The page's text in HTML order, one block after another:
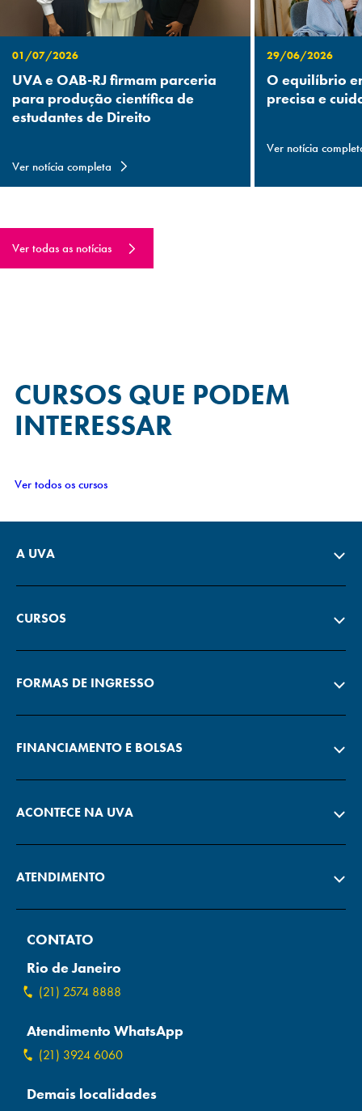
01/07/2026
UVA e OAB-RJ firmam parceria
para produção científica de
estudantes de Direito
Ver notícia completa
29/06/2026
O equilíbrio
precisa e
Ver notícia
Ver todas as notícias
CURSOS QUE PODEM
INTERESSAR
Ver todos os cursos
A UVA
CURSOS
FORMAS DE INGRESSO
FINANCIAMENTO E BOLSAS
ACONTECE NA UVA
ATENDIMENTO
CONTATO
Rio de Janeiro
(21) 2574 8888
Atendimento WhatsApp
(21) 3924 6060
Demais localidades